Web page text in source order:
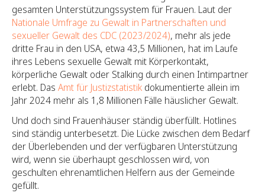
gesamten Unterstützungssystem für Frauen. Laut der
Nationale Umfrage zu Gewalt in Partnerschaften und
sexueller Gewalt des CDC (2023/2024), mehr als jede
dritte Frau in den USA, etwa 43,5 Millionen, hat im Laufe
ihres Lebens sexuelle Gewalt mit Körperkontakt,
körperliche Gewalt oder Stalking durch einen Intimpartner
erlebt. Das Amt für Justizstatistik dokumentierte allein im
Jahr 2024 mehr als 1,8 Millionen Fälle häuslicher Gewalt.
Und doch sind Frauenhäuser ständig überfüllt. Hotlines
sind ständig unterbesetzt. Die Lücke zwischen dem Bedarf
der Überlebenden und der verfügbaren Unterstützung
wird, wenn sie überhaupt geschlossen wird, von
geschulten ehrenamtlichen Helfern aus der Gemeinde
gefüllt.